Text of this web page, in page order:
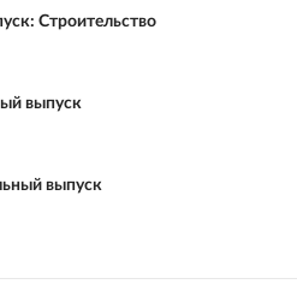
Строительство
выпуск
выпуск